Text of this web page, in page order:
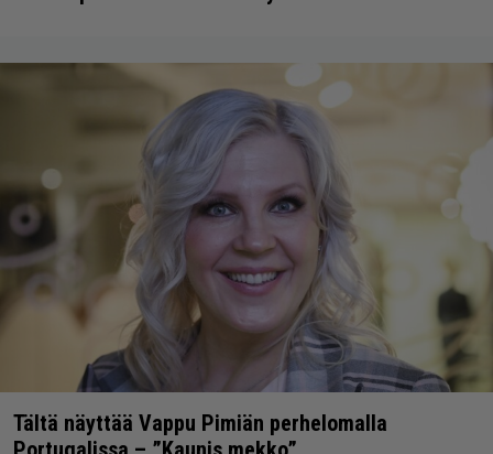
Tältä näyttää Vappu Pimiän perhelomalla